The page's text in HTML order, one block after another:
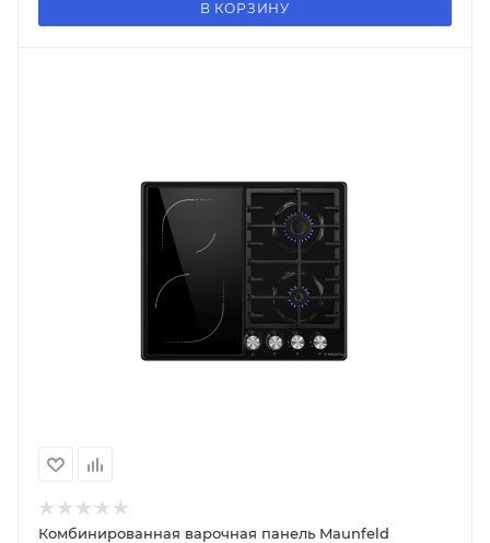
В КОРЗИНУ
Комбинированная варочная панель Maunfeld